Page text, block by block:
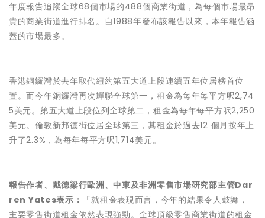
年度報告追蹤全球68個市場的488個商業街道，為每個市場最昂
貴的商業街道進行排名。自1988年發布該報告以來，本年報告涵
蓋的市場最多。
香港銅鑼灣於去年取代紐約第五大道上段連續五年位居榜首位
置。而今年銅鑼灣再次蟬聯全球第一，租金為每年每平方呎2,74
5美元。第五大道上段位列全球第二，租金為每年每平方呎2,250
美元。倫敦新邦德街位居全球第三，其租金於過去12 個月按年上
升了2.3%，為每年每平方呎1,714美元。
報告作者、戴德梁行歐洲、中東及非洲零售市場研究部主管Dar
ren Yates表示：
「就租金表現而言，今年的結果令人鼓舞，
主要零售街道租金依然表現強勁。全球頂級零售商業街道的租金